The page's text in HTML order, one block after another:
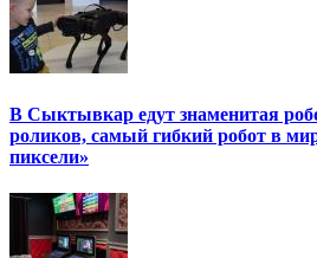
В Сыктывкар едут знаменитая
роликов, самый гибкий робот в
пиксели»